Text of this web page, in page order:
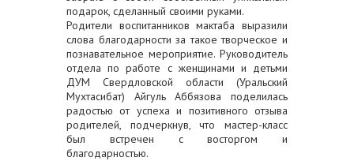
подарок, сделанный своими руками.
Родители воспитанников мактаба выразили
слова благодарности за такое творческое и
познавательное мероприятие. Руководитель
отдела по работе с женщинами и детьми
ДУМ Свердловской области (Уральский
Мухтасибат) Айгуль Аббязова поделилась
радостью от успеха и позитивного отзыва
родителей, подчеркнув, что мастер-класс
был встречен с восторгом и
благодарностью.